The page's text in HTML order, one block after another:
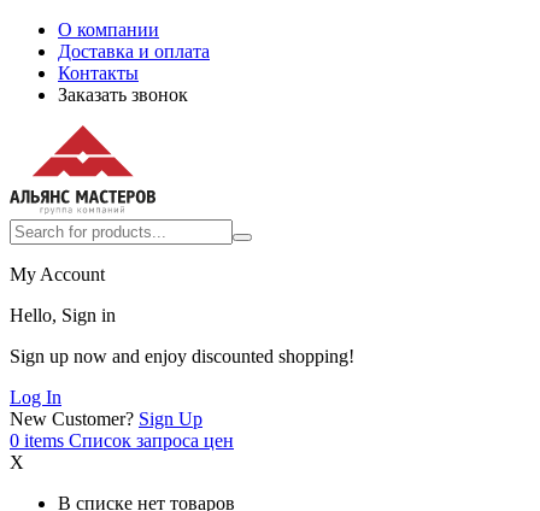
О компании
Доставка и оплата
Контакты
Заказать звонок
My Account
Hello, Sign in
Sign up now and enjoy discounted shopping!
Log In
New Customer? Sign Up
0 items Список запроса цен
X
В списке нет товаров